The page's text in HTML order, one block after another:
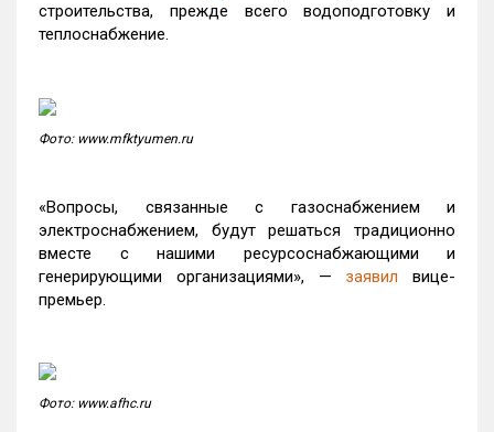
строительства, прежде всего водоподготовку и
теплоснабжение.
Фото: www.mfktyumen.ru
«Вопросы, связанные с газоснабжением и
электроснабжением, будут решаться традиционно
вместе с нашими ресурсоснабжающими и
генерирующими организациями», — заявил вице-
премьер.
Фото: www.afhc.ru